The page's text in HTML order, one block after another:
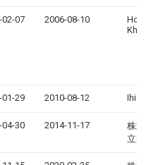
02-07 2006-08-10
01-29 2010-08-12 Ihi
04-30 2014-11-17
株式
立製